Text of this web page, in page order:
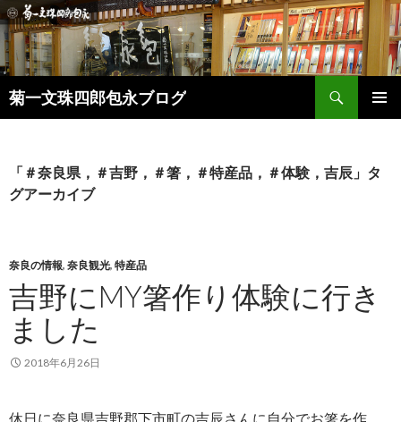
菊一文珠四郎包永ブログ
検
索
ン
ツ
ッ
「＃奈良県，＃吉野，＃箸，＃特産品，＃体験，吉辰」タ
グアーカイブ
奈良の情報, 奈良観光, 特産品
吉野にMY箸作り体験に行き
ました
2018年6月26日
休日に奈良県吉野郡下市町の吉辰さんに自分でお箸を作